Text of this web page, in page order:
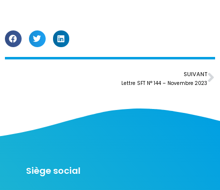
SUIVANT
Lettre SFT N° 144 – Novembre 2023
Siège social